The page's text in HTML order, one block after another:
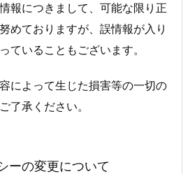
報につきまして、可能な限り正
めておりますが、誤情報が入り
ていることもございます。
によって生じた損害等の一切の
了承ください。
ーの変更について